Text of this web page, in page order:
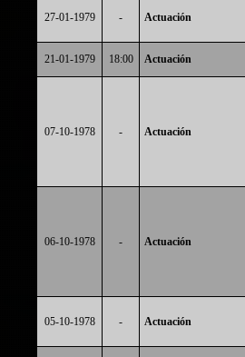
27-01-1979 - Actuación
21-01-1979 18:00 Actuación
07-10-1978 - Actuación
06-10-1978 - Actuación
05-10-1978 - Actuación